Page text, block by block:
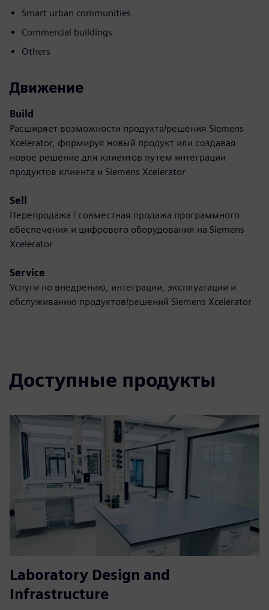
Smart urban communities
Commercial buildings
Others
Движение
Build
Расширяет возможности продукта/решения Siemens
Xcelerator, формируя новый продукт или создавая
новое решение для клиентов путем интеграции
продуктов клиента и Siemens Xcelerator
Sell
Перепродажа / совместная продажа программного
обеспечения и цифрового оборудования на Siemens
Xcelerator
Service
Услуги по внедрению, интеграции, эксплуатации и
обслуживанию продуктов/решений Siemens Xcelerator
Доступные продукты
Laboratory Design and
Infrastructure